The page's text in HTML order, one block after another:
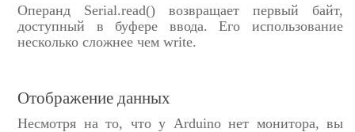
Операнд Serial.read() возвращает первый байт,
доступный в буфере ввода. Его использование
несколько сложнее чем write.
Отображение данных
Несмотря на то, что у Arduino нет монитора, вы